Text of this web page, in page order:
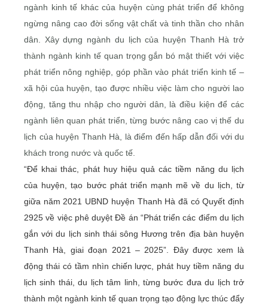
ngành kinh tế khác của huyện cùng phát triển để không
ngừng nâng cao đời sống vật chất và tinh thần cho nhân
dân. Xây dựng ngành du lịch của huyện Thanh Hà trở
thành ngành kinh tế quan trọng gắn bó mật thiết với việc
phát triển nông nghiệp, góp phần vào phát triển kinh tế –
xã hội của huyện, tạo được nhiều việc làm cho người lao
động, tăng thu nhập cho người dân, là điều kiện để các
ngành liên quan phát triển, từng bước nâng cao vị thế du
lịch của huyện Thanh Hà, là điểm đến hấp dẫn đối với du
khách trong nước và quốc tế.
“Để khai thác, phát huy hiệu quả các tiềm năng du lịch
của huyện, tạo bước phát triển mạnh mẽ về du lịch, từ
giữa năm 2021 UBND huyện Thanh Hà đã có Quyết định
2925 về việc phê duyệt Đề án “Phát triển các điểm du lịch
gắn với du lịch sinh thái sông Hương trên địa bàn huyện
Thanh Hà, giai đoạn 2021 – 2025”. Đây được xem là
động thái có tầm nhìn chiến lược, phát huy tiềm năng du
lịch sinh thái, du lịch tâm linh, từng bước đưa du lịch trở
thành một ngành kinh tế quan trọng tạo động lực thúc đẩy